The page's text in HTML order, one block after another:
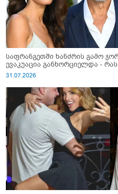
საფრანგეთში ხანძრის გამო
ევაკუაცია განხორციელდა -
31.07.2026